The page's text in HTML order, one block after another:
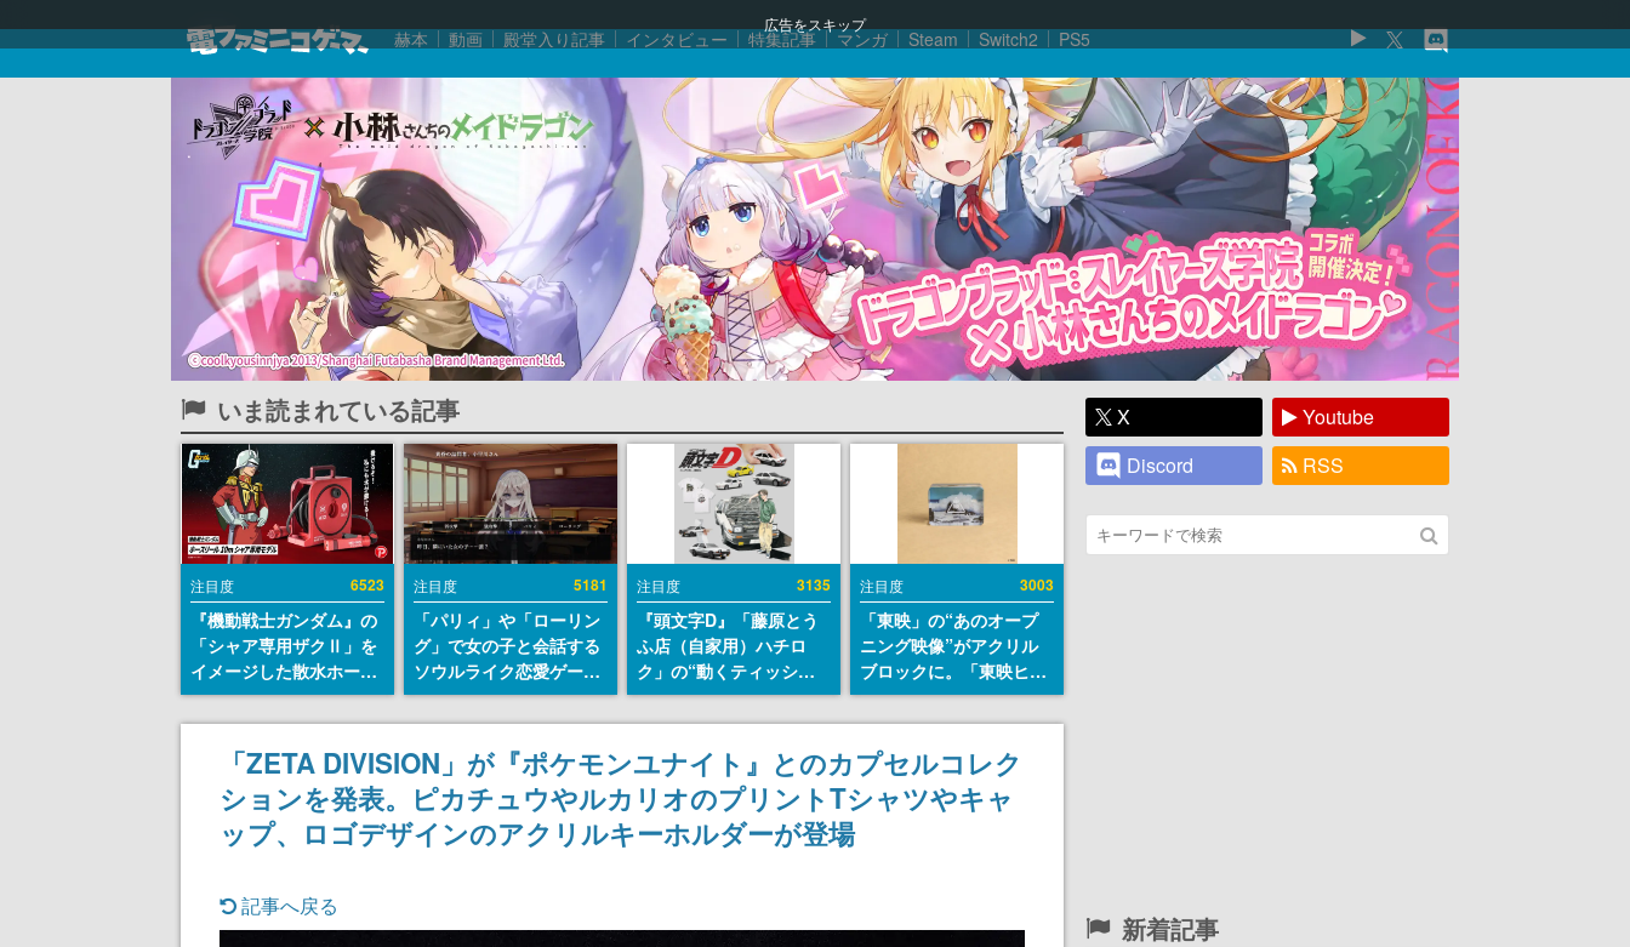
広告をスキップ
赫本 動画 殿堂入り記事 インタビュー 特集記事 マンガ Steam Switch2 PS5
いま読まれている記事
注目度 6523
『機動戦士ガンダム』の
「シャア専用ザクⅡ」を
イメージした散水ホース
リールが予約開始。本体
にはシャアのパーソナル
マークやジオン公国軍の
エンブレム、型式番号な
どを配置
注目度 5181
「パリィ」や「ローリン
グ」で女の子と会話する
ソウルライク恋愛ゲーム
『小早川さんはソウルラ
イク』無料公開。返事に
失敗すると「YOU
DIED」
注目度 3135
『頭文字D』「藤原とう
ふ店（自家用）ハチロ
ク」の“動くティッシュ
ケース”が買えるポップ
アップショップが開催
へ。マンガの舞台である
群馬の「イオンモール高
崎」にて、8月11日から8
月20日までの期間限定で
開催予定
注目度 3003
「東映」の“あのオープ
ニング映像”がアクリル
ブロックに。「東映ヒス
トリカル グッズコレクシ
ョン」が8月下旬より発
「ZETA DIVISION」が『ポケモンユナイト』とのカプセルコレク
ションを発表。ピカチュウやルカリオのプリントTシャツやキャ
ップ、ロゴデザインのアクリルキーホルダーが登場
記事へ戻る
X
Youtube
Discord
RSS
新着記事